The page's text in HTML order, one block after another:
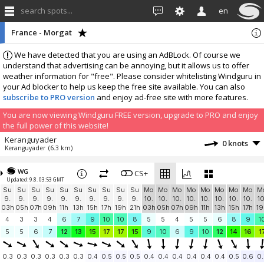
search spots... en
We have detected that you are using an AdBLock. Of course we
understand that advertising can be annoying, but it allows us to offer
weather information for "free". Please consider whitelisting Windguru in
your Ad blocker to help us keep the free site available. You can also
subscribe to PRO version and enjoy ad-free site with more features.
You are now viewing Windguru FREE version, upgrade to PRO and enjoy
the full power of this website!
France - Morgat
Keranguyader
Keranguyader (6.3 km) 0 knots
Duc d'Albe - rade de
Duc d'Albe - rade de
Pilotage BREST
Pilotage BREST (16 km)
0.4 knots
Station "Océanopolis
Station "Océanopolis (17.1 km)
0.7 knots
BRESTPORT
FR3 (17.7 km)
0 knots
Tréfuntec
WG
Updated: 9.8. 03:53 GMT
CS+
Su
9.
03h
Su
9.
05h
Su
9.
07h
Su
9.
09h
Su
9.
11h
Su
9.
13h
Su
9.
15h
Su
9.
17h
Su
9.
19h
Su
9.
21h
Mo
10.
03h
Mo
10.
05h
Mo
10.
07h
Mo
10.
09h
Mo
10.
11h
Mo
10.
13h
Mo
10.
15h
Mo
10.
17h
4
3 3 4 6 7 9 10 10 8 5 5 4 5 5 6 8 9
5
5 6 7 12 13 15 17 17 15 9 10 6 9 10 12 14 16
0.3 0.3 0.3 0.3 0.3 0.3 0.4 0.5 0.5 0.5 0.4 0.4 0.4 0.4 0.4 0.4 0.5 0.6